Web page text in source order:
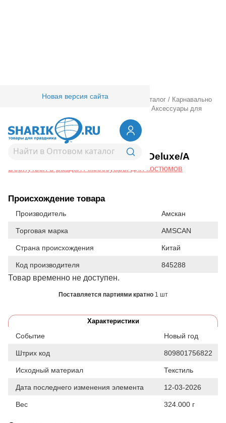
Новая версия сайта
Товары для праздника/ Оптовый каталог / Карнавально
Аксессуары для
Крылья Снежинка Deluxe/A
1508-0205Крылья Снежинка Deluxe/A
Вернуться в раздел Аксессуары для костюмов
Происхождение товара
Производитель Амскан
Торговая марка AMSCAN
Страна происхождения Китай
Код производителя 845288
Товар временно не доступен.
Поставляется партиями кратно 1 шт
Характеристики
Событие Новый год
Штрих код 809801756822
Исходный материал Текстиль
Дата последнего изменения элемента 12-03-2026
Вес 324.000 г